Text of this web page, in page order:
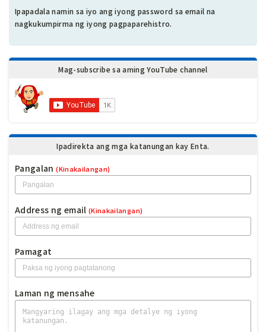
Ipapadala namin sa iyo ang iyong password sa email na
nagkukumpirma ng iyong pagpaparehistro.
Mag-subscribe sa aming YouTube channel
Ipadirekta ang mga katanungan kay Enta.
Pangalan (Kinakailangan)
Address ng email (Kinakailangan)
Pamagat
Laman ng mensahe